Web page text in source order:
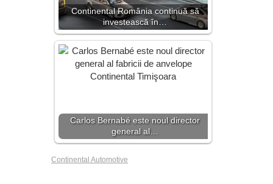
Continental România continuă să
investească în…
Carlos Bernabé este noul director
general al…
Continental Automotive